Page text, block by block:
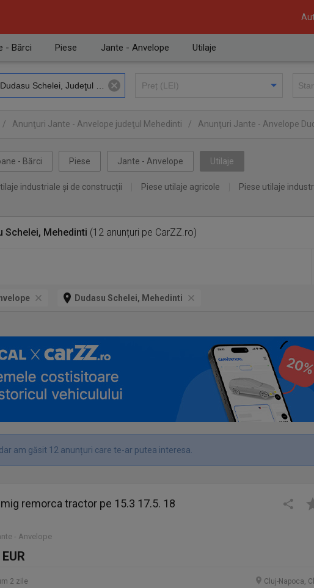
- Bărci Piese Jante - Anvelope Utilaje
/ Anunţuri Jante - Anvelope judeţul Mehedinti / Anunţuri Jante - Anvelope
- Bărci Piese Jante - Anvelope Utilaje
industriale și de construcții Piese utilaje agricole Piese utilaje
Schelei, Mehedinti (12 anunțuri pe CarZZ.ro)
Dudasu Schelei, Mehedinti
am găsit 12 anunțuri care te-ar putea interesa.
remorca tractor pe 15.3 17.5. 18
- Anvelope
Cluj-Napoca,
2 zile